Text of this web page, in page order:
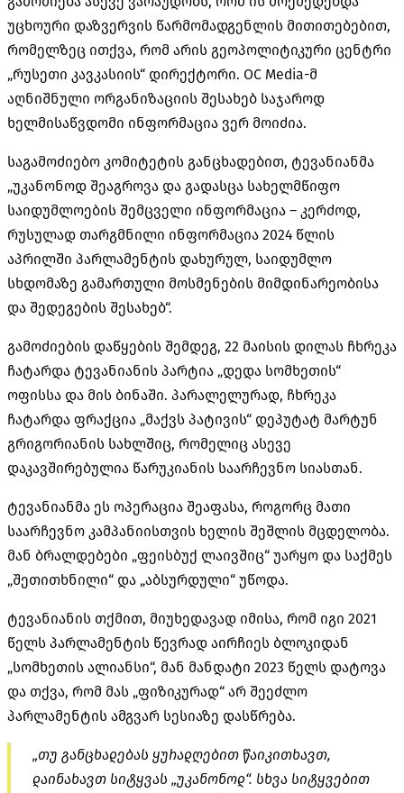
უცხოური დაზვერვის წარმომადგენლის მითითებებით,
რომელზეც ითქვა, რომ არის გეოპოლიტიკური ცენტრი
„რუსეთი კავკასიის“ დირექტორი. OC Media-მ
აღნიშნული ორგანიზაციის შესახებ საჯაროდ
ხელმისაწვდომი ინფორმაცია ვერ მოიძია.
საგამოძიებო კომიტეტის განცხადებით, ტევანიანმა
„უკანონოდ შეაგროვა და გადასცა სახელმწიფო
საიდუმლოების შემცველი ინფორმაცია – კერძოდ,
რუსულად თარგმნილი ინფორმაცია 2024 წლის
აპრილში პარლამენტის დახურულ, საიდუმლო
სხდომაზე გამართული მოსმენების მიმდინარეობისა
და შედეგების შესახებ“.
გამოძიების დაწყების შემდეგ, 22 მაისის დილას ჩხრეკა
ჩატარდა ტევანიანის პარტია „დედა სომხეთის“
ოფისსა და მის ბინაში. პარალელურად, ჩხრეკა
ჩატარდა ფრაქცია „მაქვს პატივის“ დეპუტატ მარტუნ
გრიგორიანის სახლშიც, რომელიც ასევე
დაკავშირებულია წარუკიანის საარჩევნო სიასთან.
ტევანიანმა ეს ოპერაცია შეაფასა, როგორც მათი
საარჩევნო კამპანიისთვის ხელის შეშლის მცდელობა.
მან ბრალდებები „ფეისბუქ ლაივშიც“ უარყო და საქმეს
„შეთითხნილი“ და „აბსურდული“ უწოდა.
ტევანიანის თქმით, მიუხედავად იმისა, რომ იგი 2021
წელს პარლამენტის წევრად აირჩიეს ბლოკიდან
„სომხეთის ალიანსი“, მან მანდატი 2023 წელს დატოვა
და თქვა, რომ მას „ფიზიკურად“ არ შეეძლო
პარლამენტის ამგვარ სესიაზე დასწრება.
„თუ განცხადებას ყურადღებით წაიკითხავთ,
დაინახავთ სიტყვას „უკანონოდ“. სხვა სიტყვებით